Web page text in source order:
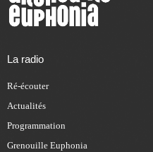
La radio
Ré-écouter
Actualités
Programmation
Grenouille Euphonia